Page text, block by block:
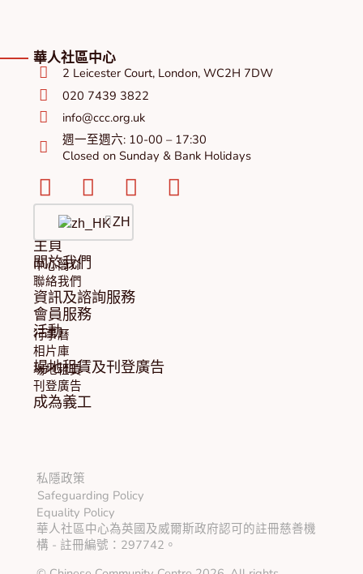
華人社區中心
2 Leicester Court, London, WC2H 7DW
020 7439 3822
info@ccc.org.uk
週一至週六: 10-00 – 17:30
Closed on Sunday & Bank Holidays
Facebook-
square
Instagram
TwitterYoutube
主頁
關於我們
中心簡介
聯絡我們
資訊及諮詢服務
會員服務
活動
行事曆
相片庫
場地租賃及刊登廣告
場地租賃
刊登廣告
成為義工
ZH
私隱政策
Safeguarding Policy
Equality Policy
華人社區中心為英國及威爾斯政府認可的註冊慈善機
構 - 註冊編號：297742。